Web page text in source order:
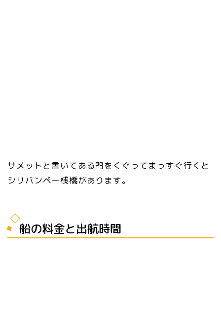
サメットと書いてある門をくぐってまっすぐ行くと
シリバンペー桟橋があります。
船の料金と出航時間